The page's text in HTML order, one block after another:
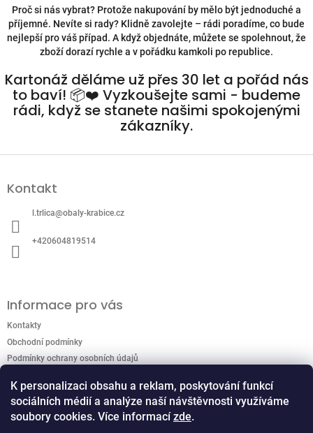
K personalizaci obsahu a reklam, poskytování funkcí
sociálních médií a analýze naší návštěvnosti využíváme
soubory cookies. Více informacízde.
Proč si nás vybrat? Protože nakupování by mělo být jednoduché a
příjemné. Nevíte si rady? Klidně zavolejte – rádi poradíme, co bude
nejlepší pro váš případ. A když objednáte, můžete se spolehnout, že
zboží dorazí rychle a v pořádku kamkoli po republice.
Kartonáž děláme už přes 30 let a pořád nás
to baví! 📦❤️ Vyzkoušejte sami - budeme
rádi, když se stanete našimi spokojenými
zákazníky.
pKontakt
l.trlica@obaly-krabice.cz
+420604819514
Informace pro vás
Kontakty
Obchodní podmínky
Podmínky ochrany osobních údajů
Přijímáme online platby